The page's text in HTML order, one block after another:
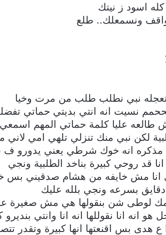
اسود ز نيتك
ونسمعلك.. طلع
نبي نطلب طلب من مرت وخيا
نسيت انه انتي بديتي حماتي
عليا كلمة حماتي المهم اسمعي
لكن نبي منك تنزلي تلهي امي لاني
مذكره انه خوك شرطي يعني يدورو ف
قد روحي كبيرة بناخد الطلبية ونجي
انا مش خايفه من هشام صدقيني بس
بسرعه ونجي بلله عليك
امك لوطى شن بنقولها هي مش صغيرة
انه انا نقوللها انه انا وانتي
ع هدى بس اقنعتها انها كبيرة